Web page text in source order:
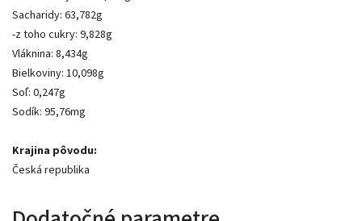
Sacharidy: 63,782g
-z toho cukry: 9,828g
Vláknina: 8,434g
Bielkoviny: 10,098g
Soľ: 0,247g
Sodík: 95,76mg
Krajina pôvodu:
Česká republika